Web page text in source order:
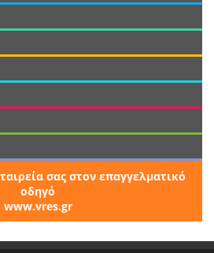
σας στον επαγγελματικό
οδηγό
www.vres.gr